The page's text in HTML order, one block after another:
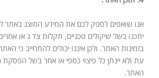
אנו שואפים לספק לכם את המידע המוצג באתר
יתכנו בשל שיקולים טכניים, תקלות צד ג או
בזמינות האתר. ולכן איננו יכולים להתחייב כי
עת ולא יינתן כל פיצוי כספי או אחר בשל
האתר.